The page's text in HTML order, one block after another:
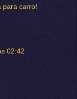
para carro!
02:42